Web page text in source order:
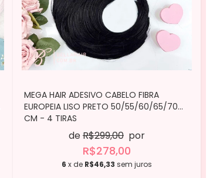
MEGA HAIR ADESIVO CABELO FIBRA
EUROPEIA LISO PRETO 50/55/60/65/70
CM - 4 TIRAS
deR$299,00 por
R$278,00
6 x de R$46,33 sem juros